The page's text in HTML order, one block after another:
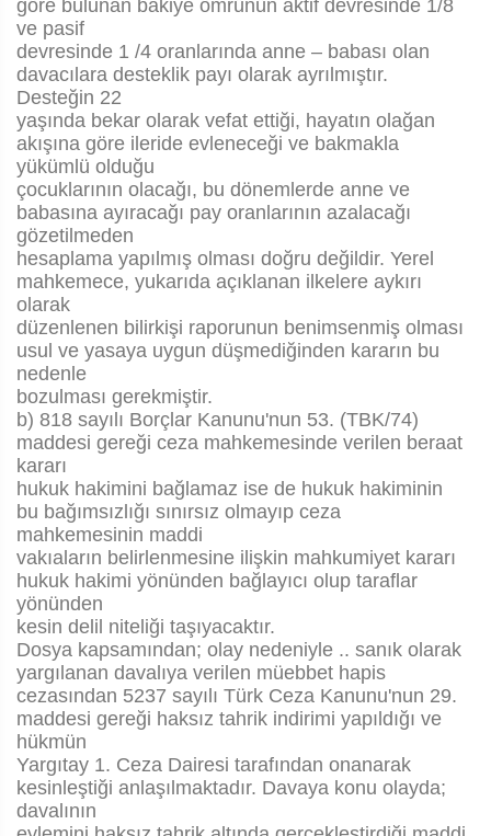
göre bulunan bakiye ömrünün aktif devresinde 1/8
ve pasif
devresinde 1 /4 oranlarında anne – babası olan
davacılara desteklik payı olarak ayrılmıştır.
Desteğin 22
yaşında bekar olarak vefat ettiği, hayatın olağan
akışına göre ileride evleneceği ve bakmakla
yükümlü olduğu
çocuklarının olacağı, bu dönemlerde anne ve
babasına ayıracağı pay oranlarının azalacağı
gözetilmeden
hesaplama yapılmış olması doğru değildir. Yerel
mahkemece, yukarıda açıklanan ilkelere aykırı
olarak
düzenlenen bilirkişi raporunun benimsenmiş olması
usul ve yasaya uygun düşmediğinden kararın bu
nedenle
bozulması gerekmiştir.
b) 818 sayılı Borçlar Kanunu'nun 53. (TBK/74)
maddesi gereği ceza mahkemesinde verilen beraat
kararı
hukuk hakimini bağlamaz ise de hukuk hakiminin
bu bağımsızlığı sınırsız olmayıp ceza
mahkemesinin maddi
vakıaların belirlenmesine ilişkin mahkumiyet kararı
hukuk hakimi yönünden bağlayıcı olup taraflar
yönünden
kesin delil niteliği taşıyacaktır.
Dosya kapsamından; olay nedeniyle .. sanık olarak
yargılanan davalıya verilen müebbet hapis
cezasından 5237 sayılı Türk Ceza Kanunu'nun 29.
maddesi gereği haksız tahrik indirimi yapıldığı ve
hükmün
Yargıtay 1. Ceza Dairesi tarafından onanarak
kesinleştiği anlaşılmaktadır. Davaya konu olayda;
davalının